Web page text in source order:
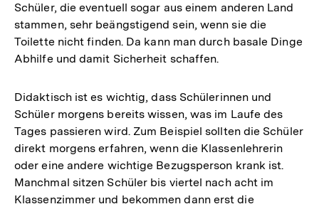
Schüler, die eventuell sogar aus einem anderen Land
stammen, sehr beängstigend sein, wenn sie die
Toilette nicht finden. Da kann man durch basale Dinge
Abhilfe und damit Sicherheit schaffen.
Didaktisch ist es wichtig, dass Schülerinnen und
Schüler morgens bereits wissen, was im Laufe des
Tages passieren wird. Zum Beispiel sollten die Schüler
direkt morgens erfahren, wenn die Klassenlehrerin
oder eine andere wichtige Bezugsperson krank ist.
Manchmal sitzen Schüler bis viertel nach acht im
Klassenzimmer und bekommen dann erst die